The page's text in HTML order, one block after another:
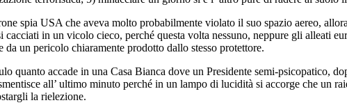
spia USA che aveva molto probabilmente violato il suo spazio aereo,
cacciati in un vicolo cieco, perché questa volta nessuno, neppure gli alleati
un pericolo chiaramente prodotto dallo stesso protettore.
quanto accade in una Casa Bianca dove un Presidente semi-psicopatico,
all’ ultimo minuto perché in un lampo di lucidità si accorge che un
la rielezione.